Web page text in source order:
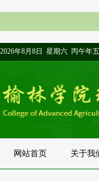
2026年8月8日 星期六 丙午年
网站首页 关于我